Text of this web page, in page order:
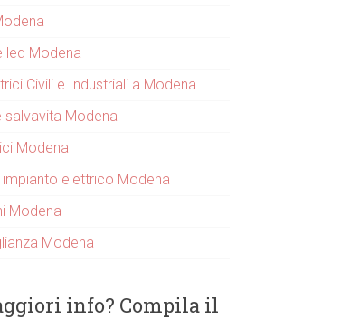
led Modena
Civili e Industriali a Modena
salvavita Modena
Modena
elettrico Modena
Modena
Modena
info? Compila il